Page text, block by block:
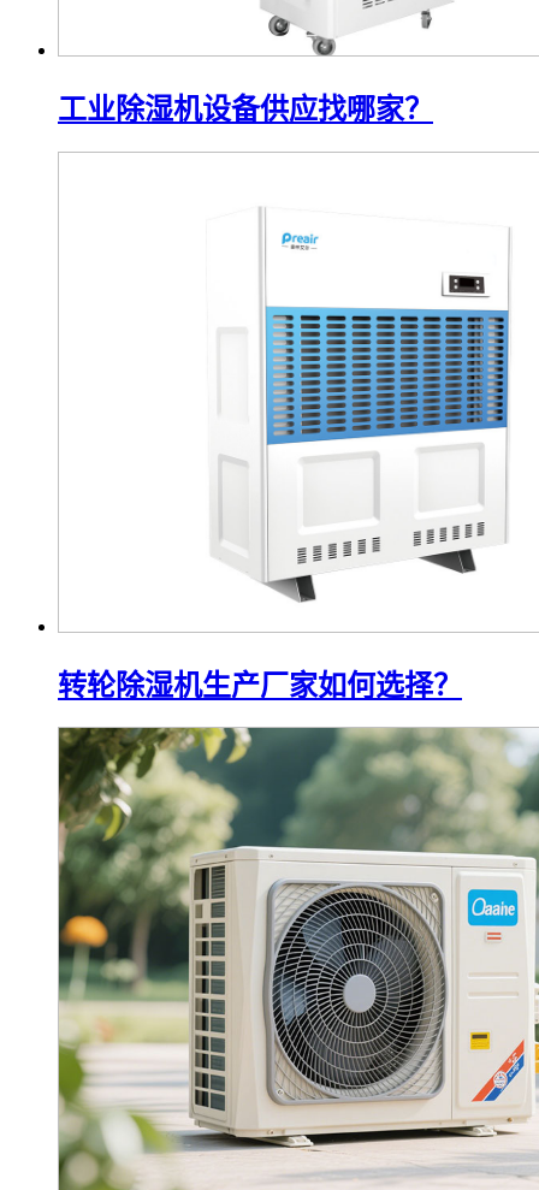
工业除湿机设备供应找哪家？
转轮除湿机生产厂家如何选择？